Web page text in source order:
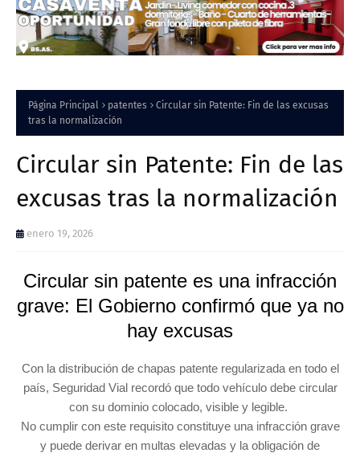
Página Principal patentes
Circular sin Patente: Fin de las excusas
tras la normalización
Circular sin Patente: Fin de las
excusas tras la normalización
enero 19, 2026
Circular sin patente es una infracción
grave: El Gobierno confirmó que ya no
hay excusas
Con la distribución de chapas patente regularizada en todo el
país, Seguridad Vial recordó que todo vehículo debe circular
con su dominio colocado, visible y legible.
No cumplir con este requisito constituye una infracción grave
y puede derivar en multas elevadas y la obligación de